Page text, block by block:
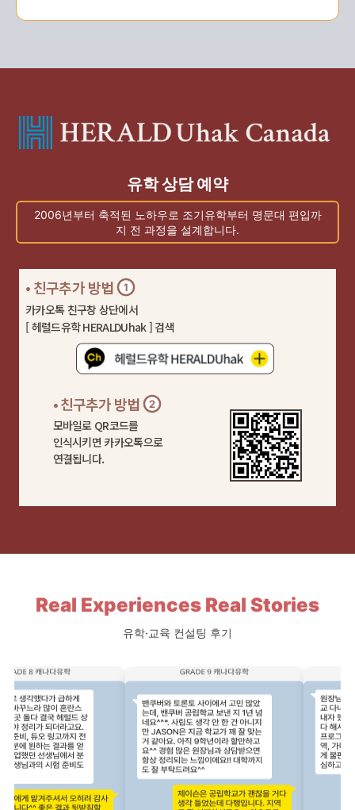
유학 상담 예약
2006년부터 축적된 노하우로 조기유학부터 명문대 편입까
지 전 과정을 설계합니다.
• 친구추가 방법
카카오톡 친구창 상단에서
[ 헤럴드유학 HERALDUhak ] 검색
• 친구추가 방법
모바일로 QR코드를
인식시키면 카카오톡으로
연결됩니다.
Real Experiences Real Stories
유학·교육 컨설팅 후기